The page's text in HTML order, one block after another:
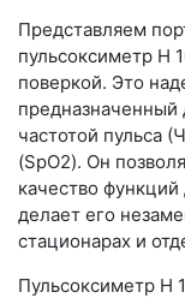
Представляем
пульсоксиметр H
поверкой. Это
частотой пульса
(SpO2). Он
качество
делает его
стационарах и
Пульсоксиметр H